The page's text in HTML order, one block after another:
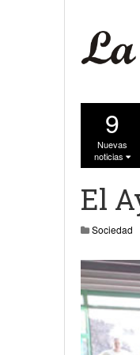
9
Nuevas
noticias
El
Sociedad